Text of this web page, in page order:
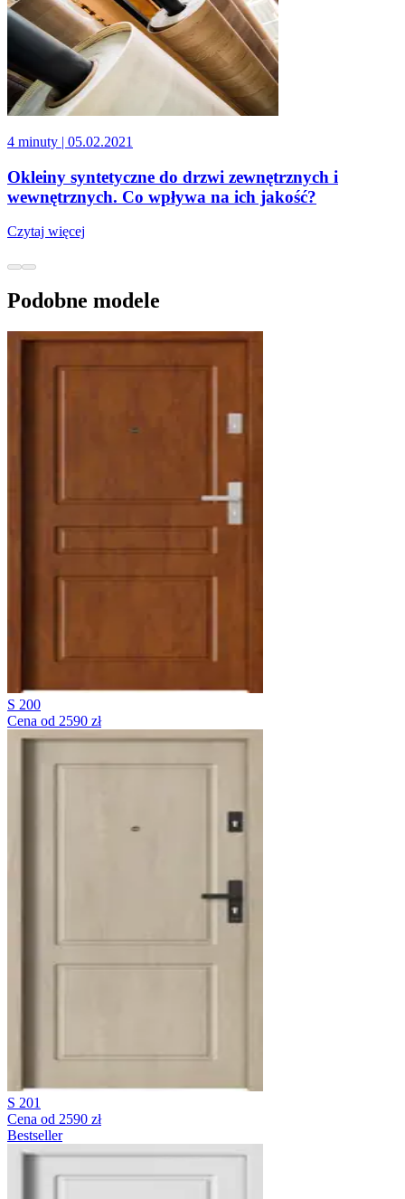
4 minuty | 05.02.2021
Okleiny syntetyczne do drzwi zewnętrznych i
wewnętrznych. Co wpływa na ich jakość?
Czytaj więcej
Podobne modele
S 200
Cena od 2590 zł
S 201
Cena od 2590 zł
Bestseller